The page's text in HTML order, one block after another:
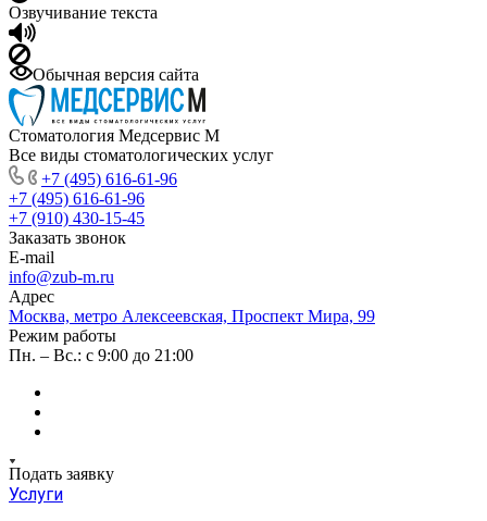
Озвучивание текста
Обычная версия сайта
Стоматология Медсервис М
Все виды стоматологических услуг
+7 (495) 616-61-96
+7 (495) 616-61-96
+7 (910) 430-15-45
Заказать звонок
E-mail
info@zub-m.ru
Адрес
Москва, метро Алексеевская, Проспект Мира, 99
Режим работы
Пн. – Вс.: с 9:00 до 21:00
Подать заявку
Услуги